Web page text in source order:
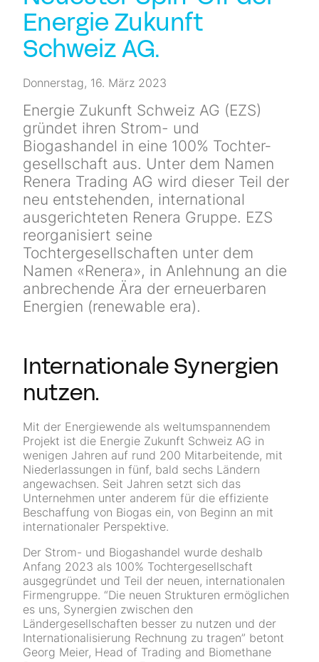
Newsletter
Kontakt
Energie Zukunft
Schweiz AG.
Donnerstag, 16. März 2023
Energie Zukunft Schweiz AG (EZS)
gründet ihren Strom- und
Biogashandel in eine 100% Tochter­
gesellschaft aus. Unter dem Namen
Renera Trading AG wird dieser Teil der
neu ent­stehenden, international
ausgerichteten Renera Gruppe. EZS
reorganisiert seine
Tochtergesellschaften unter dem
Namen «Renera», in Anlehnung an die
anbrechende Ära der erneuerbaren
Energien (renewable era).
Internationale Synergien
nutzen.
Mit der Energiewende als weltumspannendem
Projekt ist die Energie Zukunft Schweiz AG in
wenigen Jahren auf rund 200 Mitarbeitende, mit
Niederlassungen in fünf, bald sechs Ländern
angewachsen. Seit Jahren setzt sich das
Unternehmen unter anderem für die effiziente
Beschaffung von Biogas ein, von Beginn an mit
internationaler Perspektive.
Der Strom- und Biogashandel wurde deshalb
Anfang 2023 als 100% Tochtergesellschaft
ausgegründet und Teil der neuen, internationalen
Firmengruppe. “Die neuen Strukturen ermöglichen
es uns, Synergien zwischen den
Ländergesellschaften besser zu nutzen und der
Internationalisierung Rechnung zu tragen” betont
Georg Meier, Head of Trading and Biomethane